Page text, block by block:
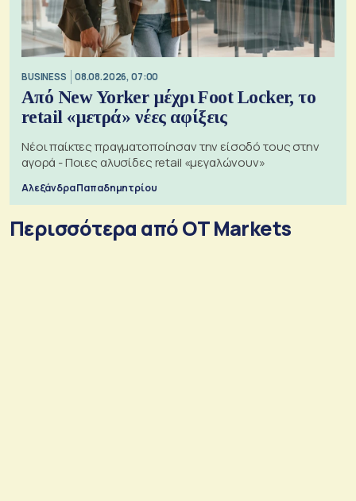
BUSINESS 08.08.2026, 07:00
Από New Yorker μέχρι Foot Locker, το
retail «μετρά» νέες αφίξεις
Νέοι παίκτες πραγματοποίησαν την είσοδό τους στην
αγορά - Ποιες αλυσίδες retail «μεγαλώνουν»
Αλεξάνδρα Παπαδημητρίου
Περισσότερα από OT Markets